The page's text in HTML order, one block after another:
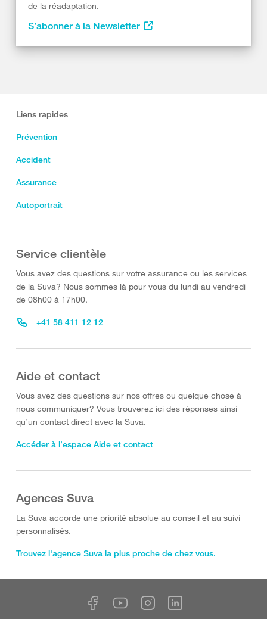
de la réadaptation.
S’abonner à la Newsletter
Liens rapides
Prévention
Accident
Assurance
Autoportrait
Service clientèle
Vous avez des questions sur votre assurance ou les services
de la Suva? Nous sommes là pour vous du lundi au vendredi
de 08h00 à 17h00.
+41 58 411 12 12
Aide et contact
Vous avez des questions sur nos offres ou quelque chose à
nous communiquer? Vous trouverez ici des réponses ainsi
qu’un contact direct avec la Suva.
Accéder à l’espace Aide et contact
Agences Suva
La Suva accorde une priorité absolue au conseil et au suivi
personnalisés.
Trouvez l'agence Suva la plus proche de chez vous.